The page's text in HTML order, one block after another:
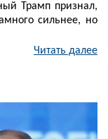
Трамп признал,
сильнее, но
Читать далее